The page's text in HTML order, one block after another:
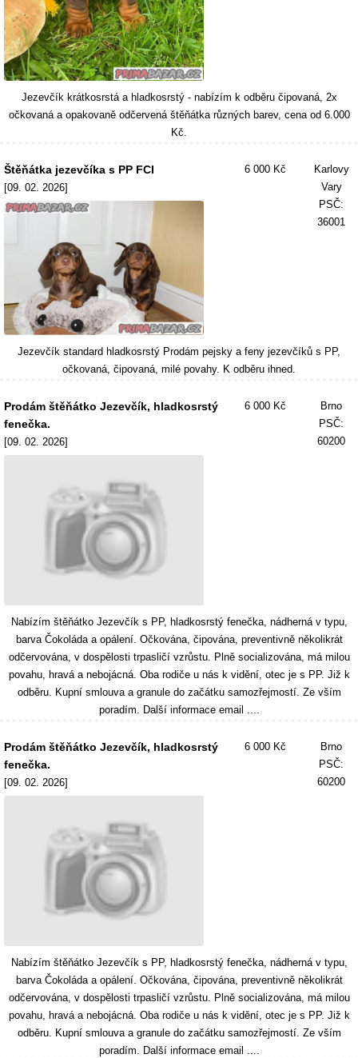
Jezevčík krátkosrstá a hladkosrstý - nabízím k odběru čipovaná, 2x
očkovaná a opakovaně odčervená štěňátka různých barev, cena od 6.000
Kč.
Štěňátka jezevčíka s PP FCI
[09. 02. 2026]
6 000 Kč
Karlovy
Vary
PSČ:
36001
Jezevčík standard hladkosrstý Prodám pejsky a feny jezevčíků s PP,
očkovaná, čipovaná, milé povahy. K odběru ihned.
Prodám štěňátko Jezevčík, hladkosrstý
fenečka.
[09. 02. 2026]
6 000 Kč
Brno
PSČ:
60200
Nabízím štěňátko Jezevčík s PP, hladkosrstý fenečka, nádherná v typu,
barva Čokoláda a opálení. Očkována, čipována, preventivně několikrát
odčervována, v dospělosti trpasličí vzrůstu. Plně socializována, má milou
povahu, hravá a nebojácná. Oba rodiče u nás k vidění, otec je s PP. Již k
odběru. Kupní smlouva a granule do začátku samozřejmostí. Ze vším
poradím. Další informace email ....
Prodám štěňátko Jezevčík, hladkosrstý
fenečka.
[09. 02. 2026]
6 000 Kč
Brno
PSČ:
60200
Nabízím štěňátko Jezevčík s PP, hladkosrstý fenečka, nádherná v typu,
barva Čokoláda a opálení. Očkována, čipována, preventivně několikrát
odčervována, v dospělosti trpasličí vzrůstu. Plně socializována, má milou
povahu, hravá a nebojácná. Oba rodiče u nás k vidění, otec je s PP. Již k
odběru. Kupní smlouva a granule do začátku samozřejmostí. Ze vším
poradím. Další informace email ....